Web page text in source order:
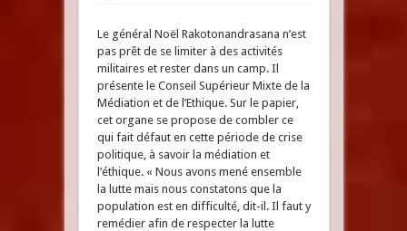
Le général Noël Rakotonandrasana n’est
pas prêt de se limiter à des activités
militaires et rester dans un camp. Il
présente le Conseil Supérieur Mixte de la
Médiation et de l’Ethique. Sur le papier,
cet organe se propose de combler ce
qui fait défaut en cette période de crise
politique, à savoir la médiation et
l’éthique. « Nous avons mené ensemble
la lutte mais nous constatons que la
population est en difficulté, dit-il. Il faut y
remédier afin de respecter la lutte